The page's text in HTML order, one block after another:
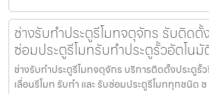
ช่างรับทำประตูรีโมทจตุจักร รับติดตั้
ซ่อมประตูรีโมทรับทำประตูรั้วอัตโนมั
ช่างรับทำประตูรีโมทจตุจักร บริการติดตั้งประตูรั้
เลื่อนรีโมท รับทำ และ รับซ่อมประตูรีโมททุกชนิด ช